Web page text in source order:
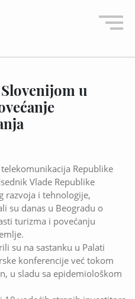
u
Republike
Vlade Republike
razvoja i tehnologije,
su danas u Beogradu o
turizma i povećanju
su na sastanku u Palati
konferencije već tokom
u sladu sa epidemiološkom